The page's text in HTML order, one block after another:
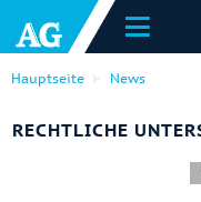
Hauptseite News
RECHTLICHE